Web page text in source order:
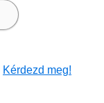
Kérdezd meg!